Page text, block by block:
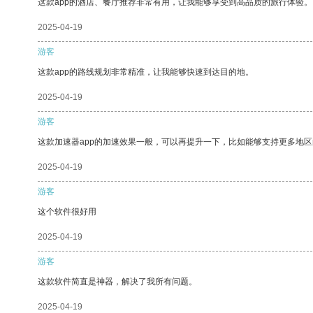
这款app的酒店、餐厅推荐非常有用，让我能够享受到高品质的旅行体验。
2025-04-19
游客
这款app的路线规划非常精准，让我能够快速到达目的地。
2025-04-19
游客
这款加速器app的加速效果一般，可以再提升一下，比如能够支持更多地区
2025-04-19
游客
这个软件很好用
2025-04-19
游客
这款软件简直是神器，解决了我所有问题。
2025-04-19